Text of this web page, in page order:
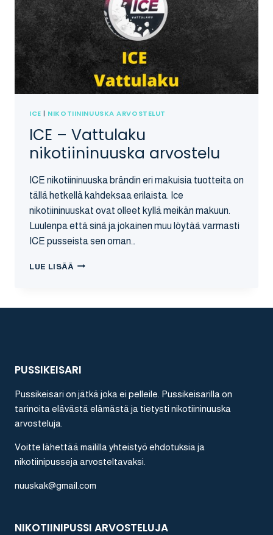
ICE | NIKOTIININUUSKA ARVOSTELUT
ICE – Vattulaku
nikotiininuuska arvostelu
ICE nikotiininuuska brändin eri makuisia tuotteita on
tällä hetkellä kahdeksaa erilaista. Ice
nikotiininuuskat ovat olleet kyllä meikän makuun.
Luulenpa että sinä ja jokainen muu löytää varmasti
ICE pusseista sen oman…
LUE LISÄÄ ICE
PUSSIKEISARI
Pussikeisari on jätkä joka ei pelleile. Pussikeisarilla on
tarinoita elävästä elämästä ja tietysti nikotiininuuska
arvosteluja.
Voitte lähettää maililla yhteistyö ehdotuksia ja
nikotiinipusseja arvosteltavaksi.
nuuskak@gmail.com
NIKOTIINIPUSSI ARVOSTELUJA